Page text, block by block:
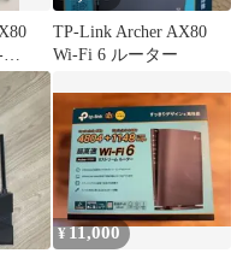
TP-Link Archer AX80
Wi-Fi 6 ルーター
¥11,000